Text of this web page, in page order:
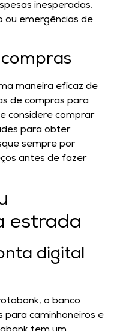
inesperadas,
ou emergências de
maneira eficaz de
de compras para
considere comprar
para obter
sempre por
antes de fazer
estrada
digital
o banco
para caminhoneiros e